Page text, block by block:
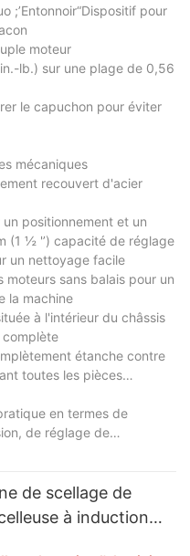
;’Entonnoir“Dispositif pour
moteur
lb.) sur une plage de 0,56
le capuchon pour éviter
mécaniques
recouvert d'acier
positionnement et un
(1 ½ '’) capacité de réglage
un nettoyage facile
sans balais pour un
la machine
à l'intérieur du châssis
étanche contre
toutes les pièces
en termes de
de réglage de
de maintenance,
fonctionnement et une
aux normes de
mesure peut être le
à l'approche de la
de scellage de
à induction